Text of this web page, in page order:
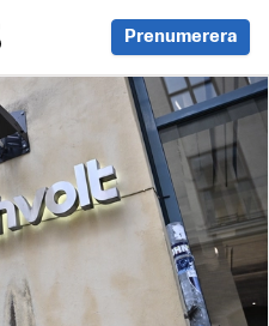
Prenumerera